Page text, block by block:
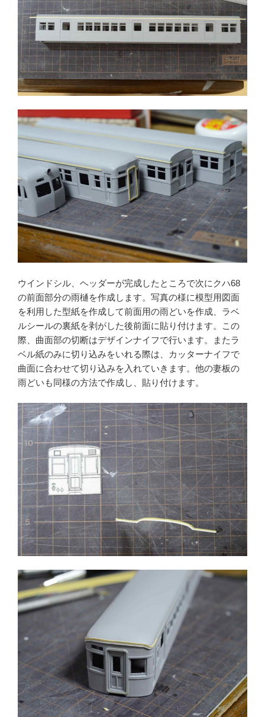
ウインドシル、ヘッダーが完成したところで次にクハ68
の前面部分の雨樋を作成します。写真の様に模型用図面
を利用した型紙を作成して前面用の雨どいを作成、ラベ
ルシールの裏紙を剥がした後前面に貼り付けます。この
際、曲面部の切断はデザインナイフで行います。またラ
ベル紙のみに切り込みをいれる際は、カッターナイフで
曲面に合わせて切り込みを入れていきます。他の妻板の
雨どいも同様の方法で作成し、貼り付けます。